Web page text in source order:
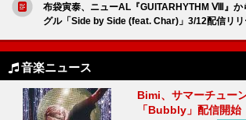
布袋寅泰、ニューAL『GUITARHYTHM Ⅷ』か
グル「Side by Side (feat. Char)」3/12配信リ
音楽ニュース
Bimi、サマーチュー
「Bubbly」配信開始